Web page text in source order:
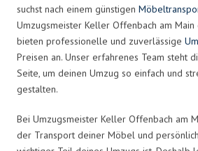
suchst nach einem günstigen
Umzugsmeister Keller Offenbach am
bieten professionelle und zuverlässige
Preisen an. Unser erfahrenes Team steht
Seite, um deinen Umzug so einfach und
gestalten.
Bei Umzugsmeister Keller Offenbach am
der Transport deiner Möbel und